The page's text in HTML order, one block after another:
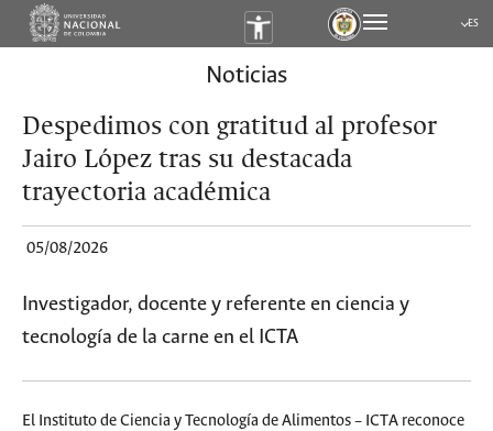
ES
Noticias
Despedimos con gratitud al profesor
Jairo López tras su destacada
trayectoria académica
05/08/2026
Investigador, docente y referente en ciencia y
tecnología de la carne en el ICTA
El Instituto de Ciencia y Tecnología de Alimentos – ICTA reconoce